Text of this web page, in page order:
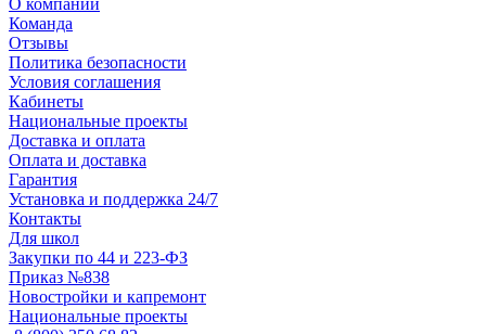
О компании
Команда
Отзывы
Политика безопасности
Условия соглашения
Кабинеты
Национальные проекты
Доставка и оплата
Оплата и доставка
Гарантия
Установка и поддержка 24/7
Контакты
Для школ
Закупки по 44 и 223-ФЗ
Приказ №838
Новостройки и капремонт
Национальные проекты